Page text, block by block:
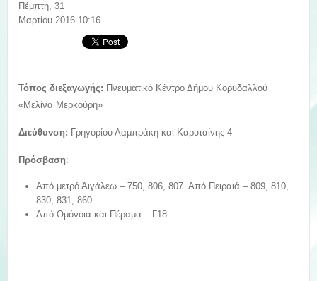
Πέμπτη, 31
Μαρτίου 2016 10:16
Τόπος διεξαγωγής: Πνευματικό Κέντρο Δήμου Κορυδαλλού
«Μελίνα Μερκούρη»
Διεύθυνση: Γρηγορίου Λαμπράκη και Καρυταίνης 4
Πρόσβαση:
Από μετρό Αιγάλεω – 750, 806, 807. Από Πειραιά – 809, 810,
830, 831, 860.
Από Ομόνοια και Πέραμα – Γ18